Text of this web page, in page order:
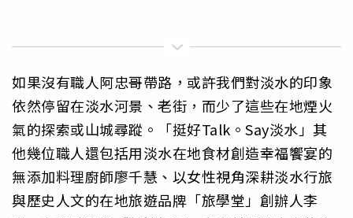
如果沒有職人阿忠哥帶路，或許我們對淡水的印象
依然停留在淡水河景、老街，而少了這些在地煙火
氣的探索或山城尋蹤。「挺好Talk。Say淡水」其
他幾位職人還包括用淡水在地食材創造幸福饗宴的
無添加料理廚師廖千慧、以女性視角深耕淡水行旅
與歷史人文的在地旅遊品牌「旅學堂」創辦人李